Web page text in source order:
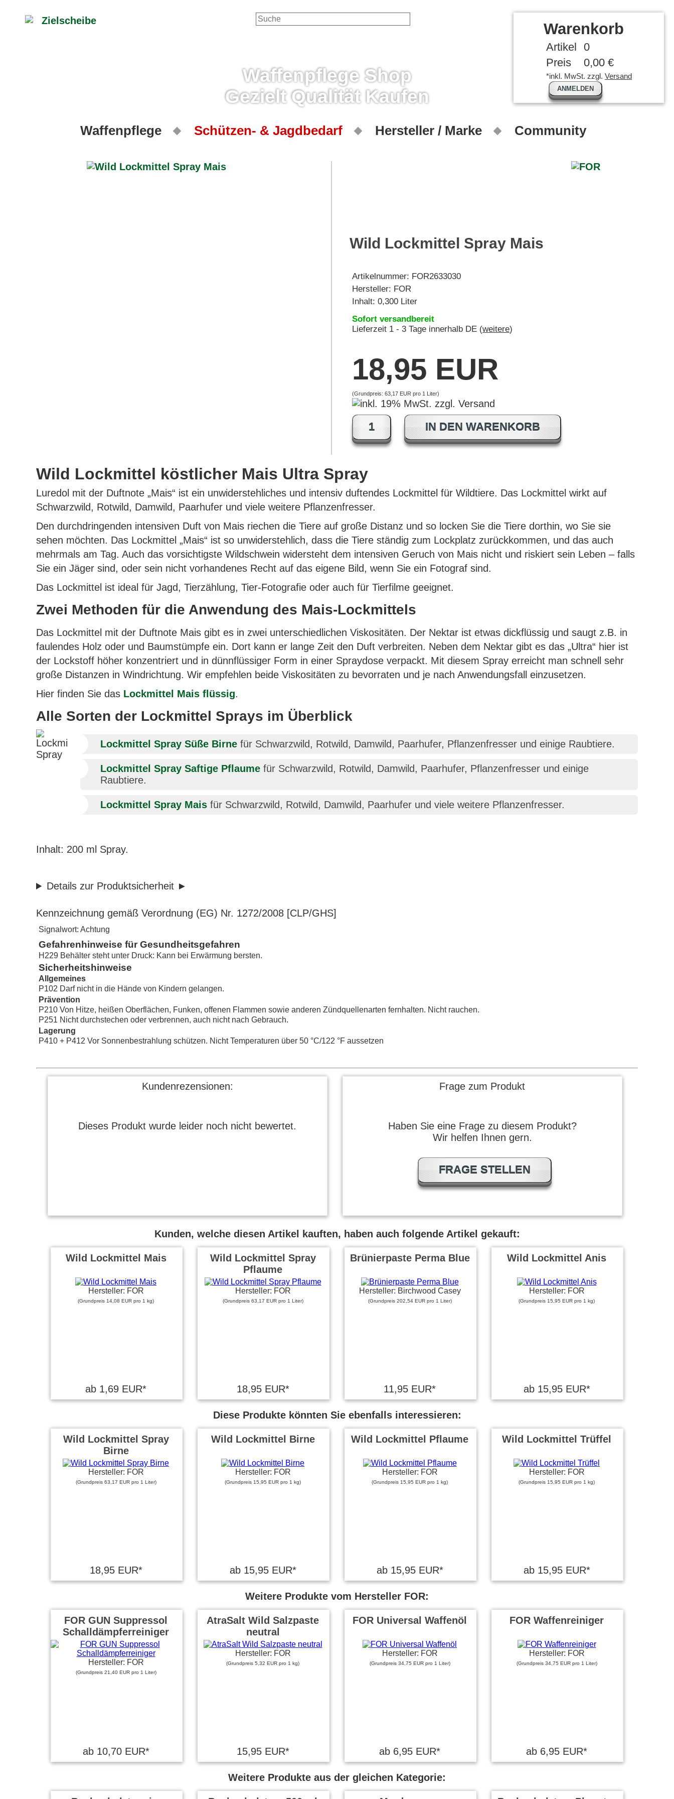
Waffenpflege Shop
Gezielt Qualität Kaufen
Warenkorb
Artikel 0
Preis
0,00 €
*inkl. MwSt. zzgl. Versand
ANMELDEN
Waffenpflege Schützen- & Jagdbedarf Hersteller / Marke Community
Wild Lockmittel Spray Mais
Artikelnummer: FOR2633030
Hersteller: FOR
Inhalt: 0,300 Liter
Sofort versandbereit
Lieferzeit 1 - 3 Tage innerhalb DE (weitere)
18,95 EUR
(Grundpreis: 63,17 EUR pro 1 Liter)
IN DEN WARENKORB
Wild Lockmittel köstlicher Mais Ultra Spray
Luredol mit der Duftnote „Mais“ ist ein unwiderstehliches und intensiv duftendes Lockmittel für Wildtiere. Das Lockmittel wirkt auf
Schwarzwild, Rotwild, Damwild, Paarhufer und viele weitere Pflanzenfresser.
Den durchdringenden intensiven Duft von Mais riechen die Tiere auf große Distanz und so locken Sie die Tiere dorthin, wo Sie sie
sehen möchten. Das Lockmittel „Mais“ ist so unwiderstehlich, dass die Tiere ständig zum Lockplatz zurückkommen, und das auch
mehrmals am Tag. Auch das vorsichtigste Wildschwein widersteht dem intensiven Geruch von Mais nicht und riskiert sein Leben – falls
Sie ein Jäger sind, oder sein nicht vorhandenes Recht auf das eigene Bild, wenn Sie ein Fotograf sind.
Das Lockmittel ist ideal für Jagd, Tierzählung, Tier-Fotografie oder auch für Tierfilme geeignet.
Zwei Methoden für die Anwendung des Mais-Lockmittels
Das Lockmittel mit der Duftnote Mais gibt es in zwei unterschiedlichen Viskositäten. Der Nektar ist etwas dickflüssig und saugt z.B. in
faulendes Holz oder und Baumstümpfe ein. Dort kann er lange Zeit den Duft verbreiten. Neben dem Nektar gibt es das „Ultra“ hier ist
der Lockstoff höher konzentriert und in dünnflüssiger Form in einer Spraydose verpackt. Mit diesem Spray erreicht man schnell sehr
große Distanzen in Windrichtung. Wir empfehlen beide Viskositäten zu bevorraten und je nach Anwendungsfall einzusetzen.
Hier finden Sie das Lockmittel Mais flüssig.
Alle Sorten der Lockmittel Sprays im Überblick
Lockmittel Spray Süße Birne für Schwarzwild, Rotwild, Damwild, Paarhufer, Pflanzenfresser und einige Raubtiere.
Lockmittel Spray Saftige Pflaume für Schwarzwild, Rotwild, Damwild, Paarhufer, Pflanzenfresser und einige
Raubtiere.
Lockmittel Spray Mais für Schwarzwild, Rotwild, Damwild, Paarhufer und viele weitere Pflanzenfresser.
Inhalt: 200 ml Spray.
Details zur Produktsicherheit
Kennzeichnung gemäß Verordnung (EG) Nr. 1272/2008 [CLP/GHS]
Signalwort: Achtung
Gefahrenhinweise für Gesundheitsgefahren
H229 Behälter steht unter Druck: Kann bei Erwärmung bersten.
Sicherheitshinweise
Allgemeines
P102 Darf nicht in die Hände von Kindern gelangen.
Prävention
P210 Von Hitze, heißen Oberflächen, Funken, offenen Flammen sowie anderen Zündquellenarten fernhalten. Nicht rauchen.
P251 Nicht durchstechen oder verbrennen, auch nicht nach Gebrauch.
Lagerung
P410 + P412 Vor Sonnenbestrahlung schützen. Nicht Temperaturen über 50 °C/122 °F aussetzen
Kundenrezensionen:
Dieses Produkt wurde leider noch nicht bewertet.
Frage zum Produkt
Haben Sie eine Frage zu diesem Produkt?
Wir helfen Ihnen gern.
FRAGE STELLEN
Kunden, welche diesen Artikel kauften, haben auch folgende Artikel gekauft:
Wild Lockmittel Mais
Hersteller: FOR
(Grundpreis 14,08 EUR pro 1 kg)
ab 1,69 EUR*
Wild Lockmittel Spray
Pflaume
Hersteller: FOR
(Grundpreis 63,17 EUR pro 1 Liter)
18,95 EUR*
Brünierpaste Perma Blue
Hersteller: Birchwood Casey
(Grundpreis 202,54 EUR pro 1 Liter)
11,95 EUR*
Wild Lockmittel Anis
Hersteller: FOR
(Grundpreis 15,95 EUR pro 1 kg)
ab 15,95 EUR*
Diese Produkte könnten Sie ebenfalls interessieren:
Wild Lockmittel Spray
Birne
Hersteller: FOR
(Grundpreis 63,17 EUR pro 1 Liter)
18,95 EUR*
Wild Lockmittel Birne
Hersteller: FOR
(Grundpreis 15,95 EUR pro 1 kg)
ab 15,95 EUR*
Wild Lockmittel Pflaume
Hersteller: FOR
(Grundpreis 15,95 EUR pro 1 kg)
ab 15,95 EUR*
Wild Lockmittel Trüffel
Hersteller: FOR
(Grundpreis 15,95 EUR pro 1 kg)
ab 15,95 EUR*
Weitere Produkte vom Hersteller FOR:
FOR GUN Suppressol
Schalldämpferreiniger
Hersteller: FOR
(Grundpreis 21,40 EUR pro 1 Liter)
ab 10,70 EUR*
AtraSalt Wild Salzpaste
neutral
Hersteller: FOR
(Grundpreis 5,32 EUR pro 1 kg)
15,95 EUR*
FOR Universal Waffenöl
Hersteller: FOR
(Grundpreis 34,75 EUR pro 1 Liter)
ab 6,95 EUR*
FOR Waffenreiniger
Hersteller: FOR
(Grundpreis 34,75 EUR pro 1 Liter)
ab 6,95 EUR*
Weitere Produkte aus der gleichen Kategorie: